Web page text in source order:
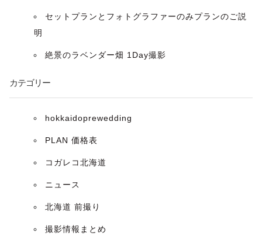
ン
セットプランとフォトグラファーのみプランのご説
明
絶景のラベンダー畑 1Day撮影
カテゴリー
hokkaidoprewedding
PLAN 価格表
コガレコ北海道
ニュース
北海道 前撮り
撮影情報まとめ